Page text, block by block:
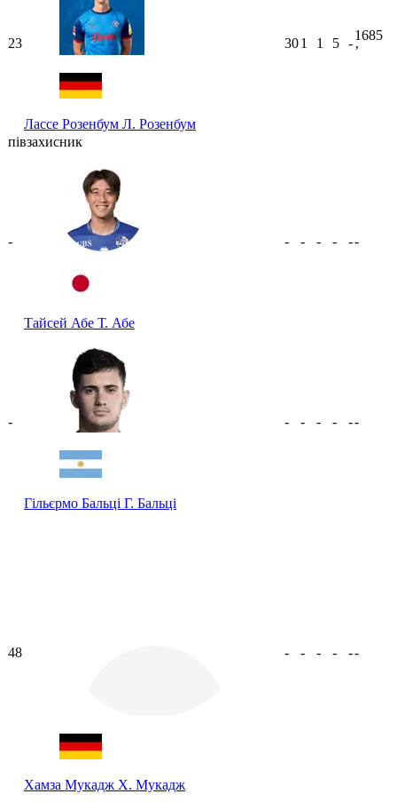
23
Лассе Розенбум Л. Розенбум
301 1 5 -
1685
ʼ
півзахисник
-
Тайсей Абе Т. Абе
- - - - --
-
Гільєрмо Бальці Г. Бальці
- - - - --
48
Хамза Мукадж Х. Мукадж
- - - - --